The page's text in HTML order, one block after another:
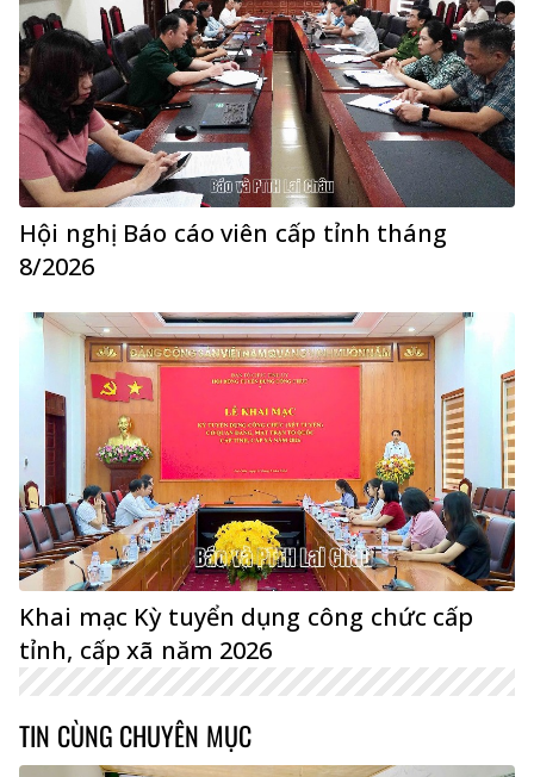
Hội nghị Báo cáo viên cấp tỉnh tháng
8/2026
Khai mạc Kỳ tuyển dụng công chức cấp
tỉnh, cấp xã năm 2026
TIN CÙNG CHUYÊN MỤC